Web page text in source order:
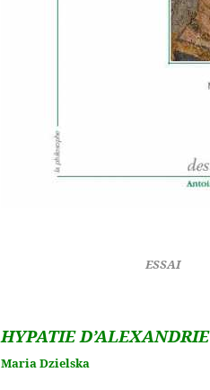
ESSAI
HYPATIE D’ALEXANDRIE
Maria Dzielska